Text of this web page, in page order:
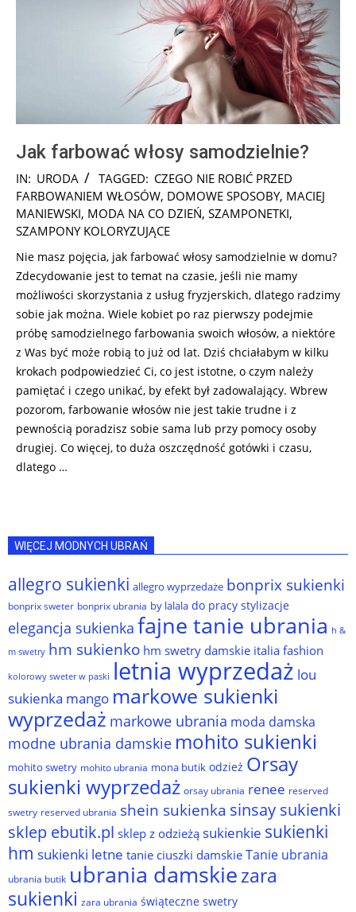
Jak farbować włosy samodzielnie?
2025-
07-
18
IN: URODA TAGGED: CZEGO NIE ROBIĆ PRZED
FARBOWANIEM WŁOSÓW, DOMOWE SPOSOBY, MACIEJ
MANIEWSKI, MODA NA CO DZIEŃ, SZAMPONETKI,
SZAMPONY KOLORYZUJĄCE
Nie masz pojęcia, jak farbować włosy samodzielnie w domu?
Zdecydowanie jest to temat na czasie, jeśli nie mamy
możliwości skorzystania z usług fryzjerskich, dlatego radzimy
sobie jak można. Wiele kobiet po raz pierwszy podejmie
próbę samodzielnego farbowania swoich włosów, a niektóre
z Was być może robią to już od lat. Dziś chciałabym w kilku
krokach podpowiedzieć Ci, co jest istotne, o czym należy
pamiętać i czego unikać, by efekt był zadowalający. Wbrew
pozorom, farbowanie włosów nie jest takie trudne i z
pewnością poradzisz sobie sama lub przy pomocy osoby
drugiej. Co więcej, to duża oszczędność gotówki i czasu,
dlatego …
WIĘCEJ MODNYCH UBRAŃ
allegro sukienki allegro wyprzedaże bonprix sukienki
bonprix sweter bonprix ubrania by lalala do pracy stylizacje
elegancja sukienka fajne tanie ubrania h &
m swetry hm sukienko hm swetry damskie italia fashion
kolorowy sweter w paski letnia wyprzedaż lou
sukienka mango markowe sukienki
wyprzedaż markowe ubrania moda damska
modne ubrania damskie mohito sukienki
mohito swetry mohito ubrania mona butik odzież Orsay
sukienki wyprzedaż orsay ubrania renee reserved
swetry reserved ubrania shein sukienka sinsay sukienki
sklep ebutik.pl sklep z odzieżą sukienkie sukienki
hm sukienki letne tanie ciuszki damskie Tanie ubrania
ubrania butik ubrania damskiezara
sukienki zara ubrania świąteczne swetry